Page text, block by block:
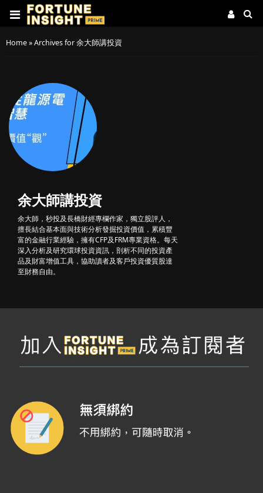
Home»Archives for 余大師講投資
余大師講投資
余大師，秒投及長橋財經專欄作家，獨立股評人，
擅長結合基本面與技術分析發掘投資價值，累積豐
富的金融行業經驗，擁有CFP及FRM專業資格。每天
深入分析及研究環球投資資訊，剖析不同的投資產
品及財富增值工具，協助讀者及客戶投資優質股達
至財務自由。